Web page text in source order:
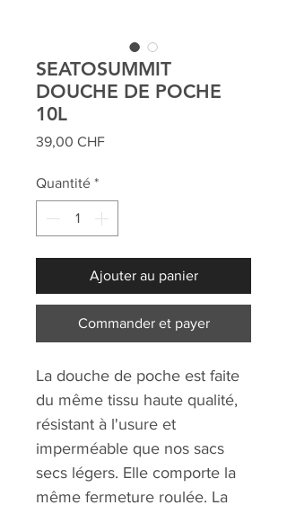
SEATOSUMMIT
DOUCHE DE POCHE
10L
39,00 CHFPrix
Quantité *
Ajouter au panier
Commander et payer
La douche de poche est faite
du même tissu haute qualité,
résistant à l'usure et
imperméable que nos sacs
secs légers. Elle comporte la
même fermeture roulée. La